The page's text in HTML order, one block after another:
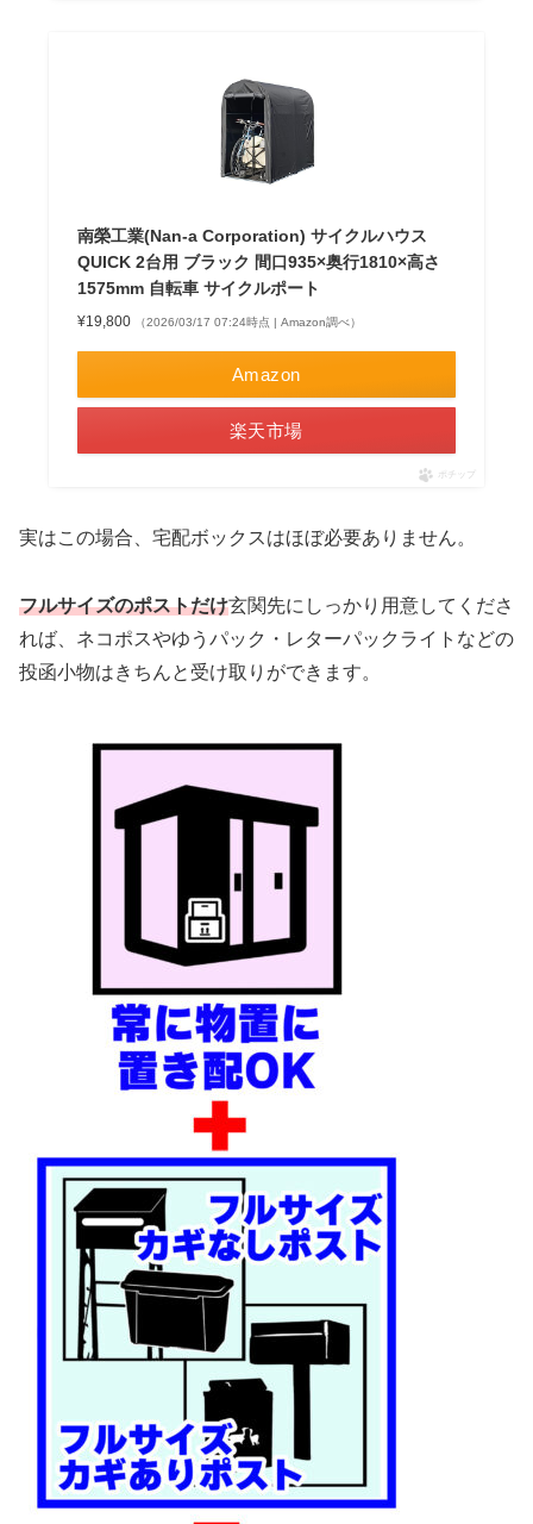
南榮工業(Nan-a Corporation) サイクルハウス
QUICK 2台用 ブラック 間口935×奥行1810×高さ
1575mm 自転車 サイクルポート
¥19,800 （2026/03/17 07:24時点 | Amazon調べ）
Amazon
楽天市場
ポチップ
実はこの場合、宅配ボックスはほぼ必要ありません。
フルサイズのポストだけ玄関先にしっかり用意してくださ
れば、ネコポスやゆうパック・レターパックライトなどの
投函小物はきちんと受け取りができます。